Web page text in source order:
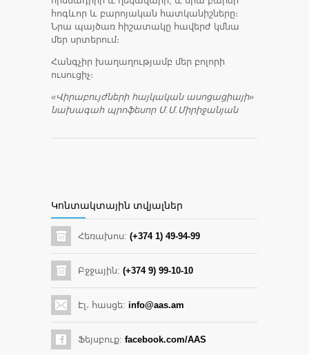
հոգևոր և բարոյական հատկանիշները։
Նրա պայծառ հիշատակը հավերժ կմնա
մեր սրտերում։
Հանգչիր խաղաղությամբ մեր բոլորի
ուսուցիչ։
«Վիրաբույժների հայկական ասոցացիայի»
նախագահ պրոֆեսոր Մ.Մ.Միրիջանյան
Կոնտակտային տվյալներ
Հեռախոս: (+374 1) 49-94-99
Բջջային: (+374 9) 99-10-10
Էլ․ հասցե: info@aas.am
Ֆեյսբուք: facebook.com/AAS